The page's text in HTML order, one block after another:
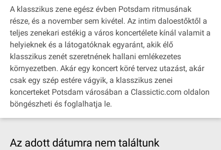
A klasszikus zene egész évben Potsdam ritmusának
része, és a november sem kivétel. Az intim daloestőktől a
teljes zenekari estékig a város koncertélete kínál valamit a
helyieknek és a látogatóknak egyaránt, akik élő
klasszikus zenét szeretnének hallani emlékezetes
környezetben. Akár egy koncert köré tervez utazást, akár
csak egy szép estére vágyik, a klasszikus zenei
koncerteket Potsdam városában a Classictic.com oldalon
böngészheti és foglalhatja le.
Az adott dátumra nem találtunk